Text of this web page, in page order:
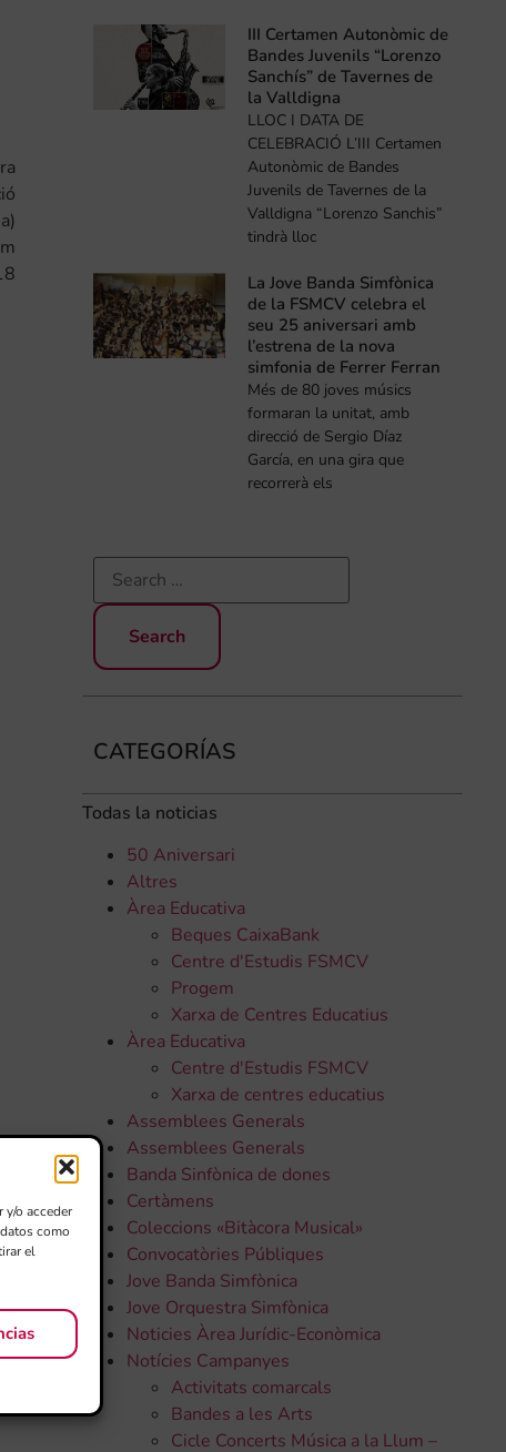
o acceder
como
el
III Certamen Autonòmic de
Bandes Juvenils “Lorenzo
Sanchís” de Tavernes de
la Valldigna
LLOC I DATA DE
CELEBRACIÓ L’III Certamen
Autonòmic de Bandes
Juvenils de Tavernes de la
Valldigna “Lorenzo Sanchis”
tindrà lloc
La Jove Banda Simfònica
de la FSMCV celebra el
seu 25 aniversari amb
l’estrena de la nova
simfonia de Ferrer Ferran
Més de 80 joves músics
formaran la unitat, amb
direcció de Sergio Díaz
García, en una gira que
recorrerà els
CATEGORÍAS
Todas la noticias
50 Aniversari
Altres
Àrea Educativa
Beques CaixaBank
Centre d'Estudis FSMCV
Progem
Xarxa de Centres Educatius
Àrea Educativa
Centre d'Estudis FSMCV
Xarxa de centres educatius
Assemblees Generals
Assemblees Generals
Banda Sinfònica de dones
Certàmens
Coleccions «Bitàcora Musical»
Convocatòries Públiques
Jove Banda Simfònica
Jove Orquestra Simfònica
Noticies Àrea Jurídic-Econòmica
Notícies Campanyes
Activitats comarcals
Bandes a les Arts
Cicle Concerts Música a la Llum –